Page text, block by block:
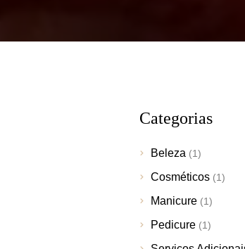
Categorias
Beleza (1)
Cosméticos (1)
Manicure (1)
Pedicure (1)